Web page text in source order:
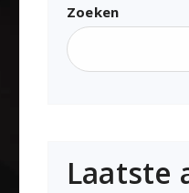
Zoeken
Laatste